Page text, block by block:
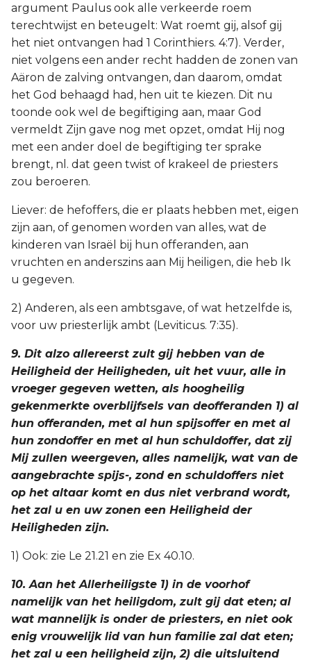
argument Paulus ook alle verkeerde roem
terechtwijst en beteugelt: Wat roemt gij, alsof gij
het niet ontvangen had 1 Corinthiers. 4:7). Verder,
niet volgens een ander recht hadden de zonen van
Aäron de zalving ontvangen, dan daarom, omdat
het God behaagd had, hen uit te kiezen. Dit nu
toonde ook wel de begiftiging aan, maar God
vermeldt Zijn gave nog met opzet, omdat Hij nog
met een ander doel de begiftiging ter sprake
brengt, nl. dat geen twist of krakeel de priesters
zou beroeren.
Liever: de hefoffers, die er plaats hebben met, eigen
zijn aan, of genomen worden van alles, wat de
kinderen van Israël bij hun offeranden, aan
vruchten en anderszins aan Mij heiligen, die heb Ik
u gegeven.
2) Anderen, als een ambtsgave, of wat hetzelfde is,
voor uw priesterlijk ambt (Leviticus. 7:35).
9. Dit alzo allereerst zult gij hebben van de
Heiligheid der Heiligheden, uit het vuur, alle in
vroeger gegeven wetten, als hoogheilig
gekenmerkte overblijfsels van deofferanden 1) al
hun offeranden, met al hun spijsoffer en met al
hun zondoffer en met al hun schuldoffer, dat zij
Mij zullen weergeven, alles namelijk, wat van de
aangebrachte spijs-, zond en schuldoffers niet
op het altaar komt en dus niet verbrand wordt,
het zal u en uw zonen een Heiligheid der
Heiligheden zijn.
1) Ook: zie Le 21.21 en zie Ex 40.10.
10. Aan het Allerheiligste 1) in de voorhof
namelijk van het heiligdom, zult gij dat eten; al
wat mannelijk is onder de priesters, en niet ook
enig vrouwelijk lid van hun familie zal dat eten;
het zal u een heiligheid zijn, 2) die uitsluitend